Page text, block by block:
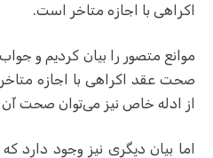
اکراهی با اجازه متاخر است.
موانع متصور را بیان کردیم و
صحت عقد اکراهی با اجازه
از ادله خاص نیز می‌توان صحت آن
اما بیان دیگری نیز وجود دارد